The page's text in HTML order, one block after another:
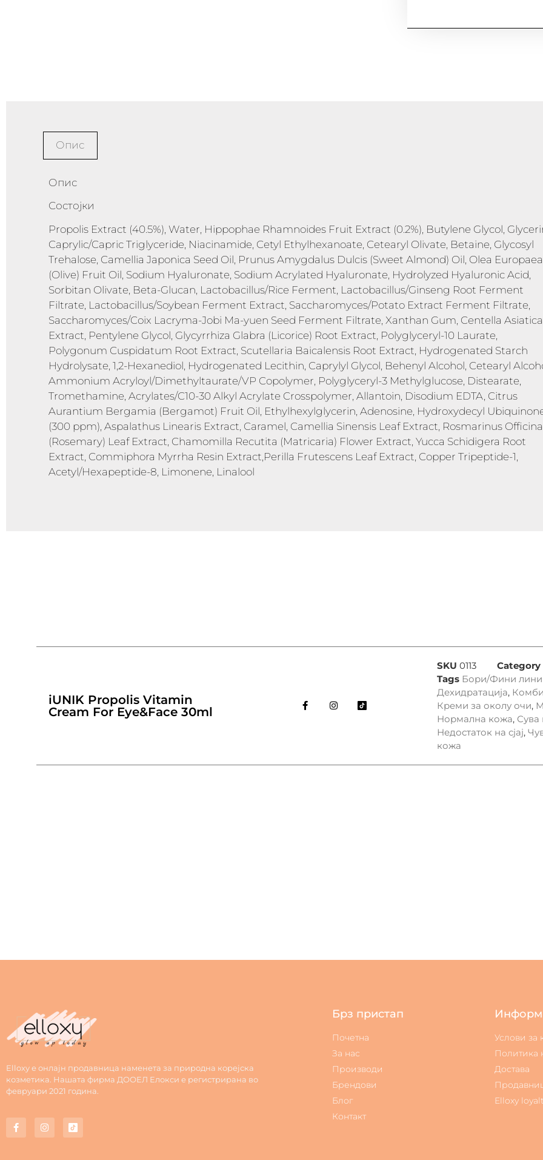
Опис
Опис
Состојки
Propolis Extract (40.5%), Water, Hippophae Rhamnoides Fruit Extract (0.2%), Butylene Glycol,
Caprylic/Capric Triglyceride, Niacinamide, Cetyl Ethylhexanoate, Cetearyl Olivate, Betaine, Glycosyl
Trehalose, Camellia Japonica Seed Oil, Prunus Amygdalus Dulcis (Sweet Almond) Oil, Olea Europaea
(Olive) Fruit Oil, Sodium Hyaluronate, Sodium Acrylated Hyaluronate, Hydrolyzed Hyaluronic Acid,
Sorbitan Olivate, Beta-Glucan, Lactobacillus/Rice Ferment, Lactobacillus/Ginseng Root Ferment
Filtrate, Lactobacillus/Soybean Ferment Extract, Saccharomyces/Potato Extract Ferment Filtrate,
Saccharomyces/Coix Lacryma-Jobi Ma-yuen Seed Ferment Filtrate, Xanthan Gum, Centella Asiatica
Extract, Pentylene Glycol, Glycyrrhiza Glabra (Licorice) Root Extract, Polyglyceryl-10 Laurate,
Polygonum Cuspidatum Root Extract, Scutellaria Baicalensis Root Extract, Hydrogenated Starch
Hydrolysate, 1,2-Hexanediol, Hydrogenated Lecithin, Caprylyl Glycol, Behenyl Alcohol, Cetearyl
Ammonium Acryloyl/Dimethyltaurate/VP Copolymer, Polyglyceryl-3 Methylglucose, Distearate,
Tromethamine, Acrylates/C10-30 Alkyl Acrylate Crosspolymer, Allantoin, Disodium EDTA, Citrus
Aurantium Bergamia (Bergamot) Fruit Oil, Ethylhexylglycerin, Adenosine, Hydroxydecyl
(300 ppm), Aspalathus Linearis Extract, Caramel, Camellia Sinensis Leaf Extract, Rosmarinus
(Rosemary) Leaf Extract, Chamomilla Recutita (Matricaria) Flower Extract, Yucca Schidigera Root
Extract, Commiphora Myrrha Resin Extract,Perilla Frutescens Leaf Extract, Copper Tripeptide-1,
Acetyl/Hexapeptide-8, Limonene, Linalool
iUNIK Propolis Vitamin
Cream For Eye&Face 30ml
SKU 0113 Category
Tags Бори/Фини
Дехидратација,
Креми за околу очи,
Нормална кожа, Сува
Недостаток на сјај,
кожа
Elloxy е онлајн продавница наменета за природна корејска
козметика. Нашата фирма ДООЕЛ Елокси е регистрирана во
февруари 2021 година.
Брз пристап
Почетна
За нас
Производи
Брендови
Блог
Контакт
Услови за
Политика
Достава
Elloxy